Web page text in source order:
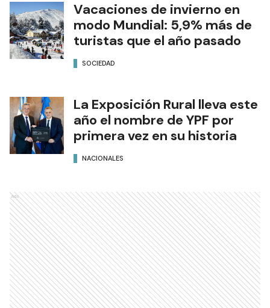
Vacaciones de invierno en
modo Mundial: 5,9% más de
turistas que el año pasado
SOCIEDAD
La Exposición Rural lleva este
año el nombre de YPF por
primera vez en su historia
NACIONALES
Ads